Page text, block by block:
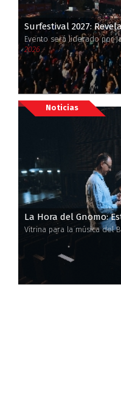
Surfestival 2027:
Evento será liderado por
2026
Noticias
La Hora del Gnomo:
Vitrina para la música del